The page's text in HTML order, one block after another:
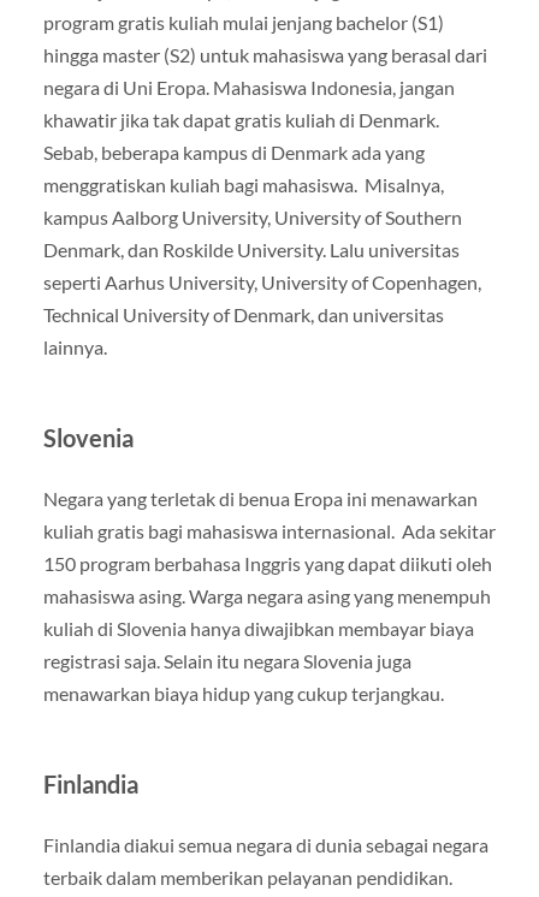
program gratis kuliah mulai jenjang bachelor (S1)
hingga master (S2) untuk mahasiswa yang berasal dari
negara di Uni Eropa. Mahasiswa Indonesia, jangan
khawatir jika tak dapat gratis kuliah di Denmark.
Sebab, beberapa kampus di Denmark ada yang
menggratiskan kuliah bagi mahasiswa. Misalnya,
kampus Aalborg University, University of Southern
Denmark, dan Roskilde University. Lalu universitas
seperti Aarhus University, University of Copenhagen,
Technical University of Denmark, dan universitas
lainnya.
Slovenia
Negara yang terletak di benua Eropa ini menawarkan
kuliah gratis bagi mahasiswa internasional. Ada sekitar
150 program berbahasa Inggris yang dapat diikuti oleh
mahasiswa asing. Warga negara asing yang menempuh
kuliah di Slovenia hanya diwajibkan membayar biaya
registrasi saja. Selain itu negara Slovenia juga
menawarkan biaya hidup yang cukup terjangkau.
Finlandia
Finlandia diakui semua negara di dunia sebagai negara
terbaik dalam memberikan pelayanan pendidikan.